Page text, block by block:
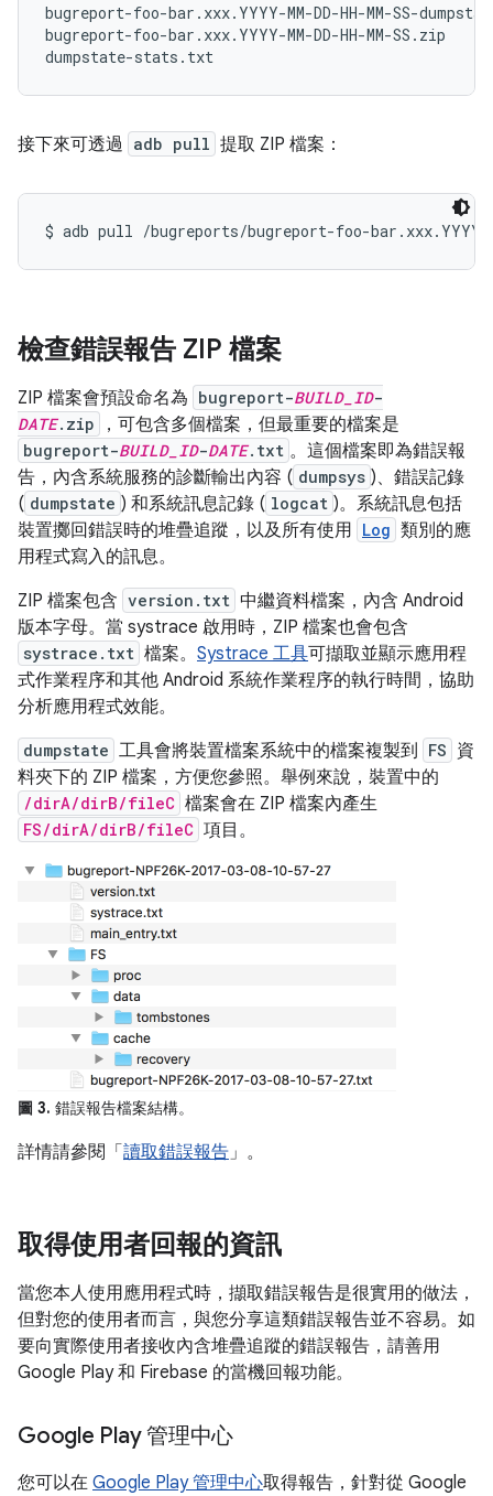
bugreport-foo-bar.xxx.YYYY-MM-DD-HH-MM-SS-
bugreport-foo-bar.xxx.YYYY-MM-DD-HH-MM-SS.zip
接下來可透過 adb pull 提取 ZIP 檔案：
檢查錯誤報告 ZIP 檔案
ZIP 檔案會預設命名為 bugreport-BUILD_ID-
DATE.zip ，可包含多個檔案，但最重要的檔案是
bugreport-BUILD_ID-DATE.txt 。這個檔案即為錯誤報
告，內含系統服務的診斷輸出內容 ( dumpsys )、錯誤記錄
( dumpstate ) 和系統訊息記錄 ( logcat )。系統訊息包括
裝置擲回錯誤時的堆疊追蹤，以及所有使用 Log 類別的應
用程式寫入的訊息。
ZIP 檔案包含 version.txt 中繼資料檔案，內含 Android
版本字母。當 systrace 啟用時，ZIP 檔案也會包含
systrace.txt 檔案。 Systrace 工具可擷取並顯示應用程
式作業程序和其他 Android 系統作業程序的執行時間，協助
分析應用程式效能。
dumpstate 工具會將裝置檔案系統中的檔案複製到 FS 資
料夾下的 ZIP 檔案，方便您參照。舉例來說，裝置中的
/dirA/dirB/fileC 檔案會在 ZIP 檔案內產生
FS/dirA/dirB/fileC 項目。
圖 3. 錯誤報告檔案結構。
詳情請參閱「 讀取錯誤報告」。
取得使用者回報的資訊
當您本人使用應用程式時，擷取錯誤報告是很實用的做法，
但對您的使用者而言，與您分享這類錯誤報告並不容易。如
要向實際使用者接收內含堆疊追蹤的錯誤報告，請善用
Google Play 和 Firebase 的當機回報功能。
Google Play 管理中心
您可以在 Google Play 管理中心取得報告，針對從 Google